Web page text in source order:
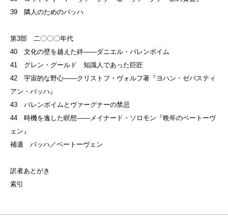
39 隣人のためのバッハ
第3部 二〇〇〇年代
40 文化の壁を越えた絆——ダニエル・バレンボイム
41 グレン・グールド 知識人であった巨匠
42 宇宙的な野心——クリストフ・ヴォルフ著『ヨハン・ゼバスティ
アン・バッハ』
43 バレンボイムとヴァーグナーの禁忌
44 時機を逸した瞑想——メイナード・ソロモン『晩年のベートーヴ
ェン』
補遺 バッハ／ベートーヴェン
訳者あとがき
索引